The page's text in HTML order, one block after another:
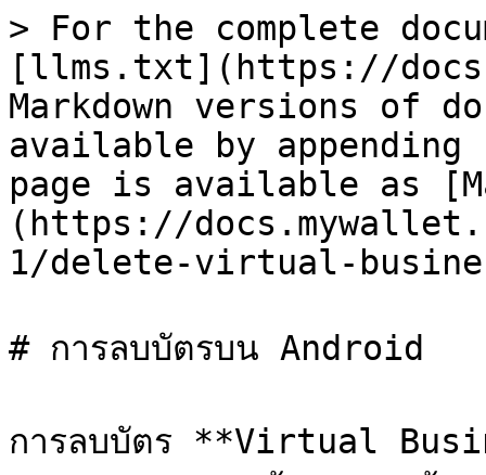
> For the complete
[llms.txt](https://
Markdown versions of
available by
page is available as
(https://
1/delete-virtual-
# การลบบัตรบน Android
การลบบัตร **Virtual